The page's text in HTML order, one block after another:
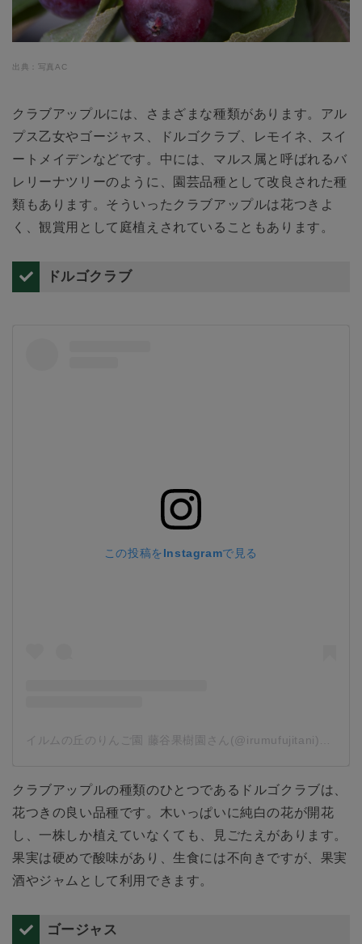
出典：写真AC
クラブアップルには、さまざまな種類があります。アル
プス乙女やゴージャス、ドルゴクラブ、レモイネ、スイ
ートメイデンなどです。中には、マルス属と呼ばれるバ
レリーナツリーのように、園芸品種として改良された種
類もあります。そういったクラブアップルは花つきよ
く、観賞用として庭植えされていることもあります。
ドルゴクラブ
この投稿をInstagramで見る
クラブアップルの種類のひとつであるドルゴクラブは、
花つきの良い品種です。木いっぱいに純白の花が開花
し、一株しか植えていなくても、見ごたえがあります。
果実は硬めで酸味があり、生食には不向きですが、果実
酒やジャムとして利用できます。
ゴージャス